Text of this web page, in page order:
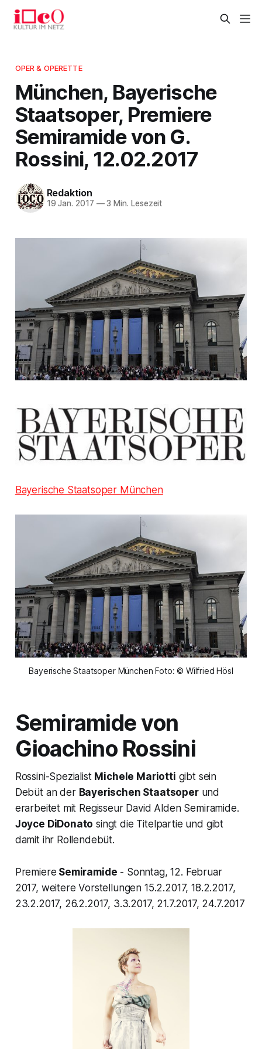
OPER & OPERETTE
München, Bayerische
Staatsoper, Premiere
Semiramide von G.
Rossini, 12.02.2017
Redaktion
19 Jan. 2017 —3 Min. Lesezeit
Bayerische Staatsoper München
Bayerische Staatsoper München Foto: © Wilfried Hösl
Semiramidevon
Gioachino Rossini
Rossini-Spezialist Michele Mariotti gibt sein
Debüt an der Bayerischen Staatsoperund
erarbeitet mit Regisseur David Alden Semiramide.
Joyce DiDonato singt die Titelpartie und gibt
damit ihr Rollendebüt.
Premiere Semiramide - Sonntag, 12. Februar
2017, weitere Vorstellungen 15.2.2017, 18.2.2017,
23.2.2017, 26.2.2017, 3.3.2017, 21.7.2017, 24.7.2017